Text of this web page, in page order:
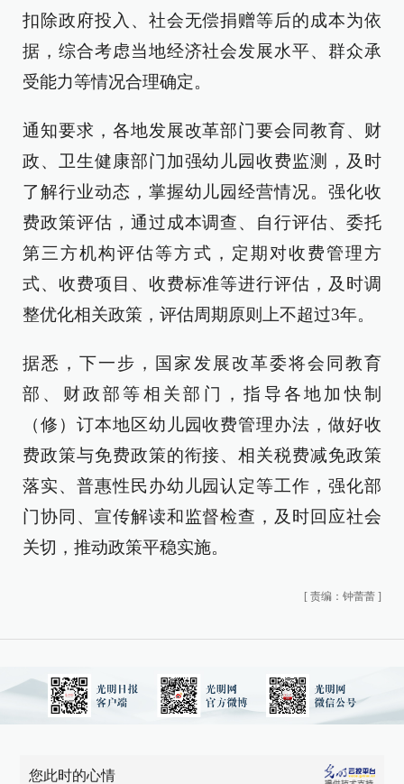
扣除政府投入、社会无偿捐赠等后的成本为依
据，综合考虑当地经济社会发展水平、群众承
受能力等情况合理确定。
通知要求，各地发展改革部门要会同教育、财
政、卫生健康部门加强幼儿园收费监测，及时
了解行业动态，掌握幼儿园经营情况。强化收
费政策评估，通过成本调查、自行评估、委托
第三方机构评估等方式，定期对收费管理方
式、收费项目、收费标准等进行评估，及时调
整优化相关政策，评估周期原则上不超过3年。
据悉，下一步，国家发展改革委将会同教育
部、财政部等相关部门，指导各地加快制
（修）订本地区幼儿园收费管理办法，做好收
费政策与免费政策的衔接、相关税费减免政策
落实、普惠性民办幼儿园认定等工作，强化部
门协同、宣传解读和监督检查，及时回应社会
关切，推动政策平稳实施。
[ 责编：钟蕾蕾 ]
您此时的心情